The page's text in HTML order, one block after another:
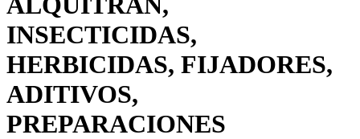
INSECTICIDAS,
HERBICIDAS, FIJADORES,
ADITIVOS,
PREPARACIONES